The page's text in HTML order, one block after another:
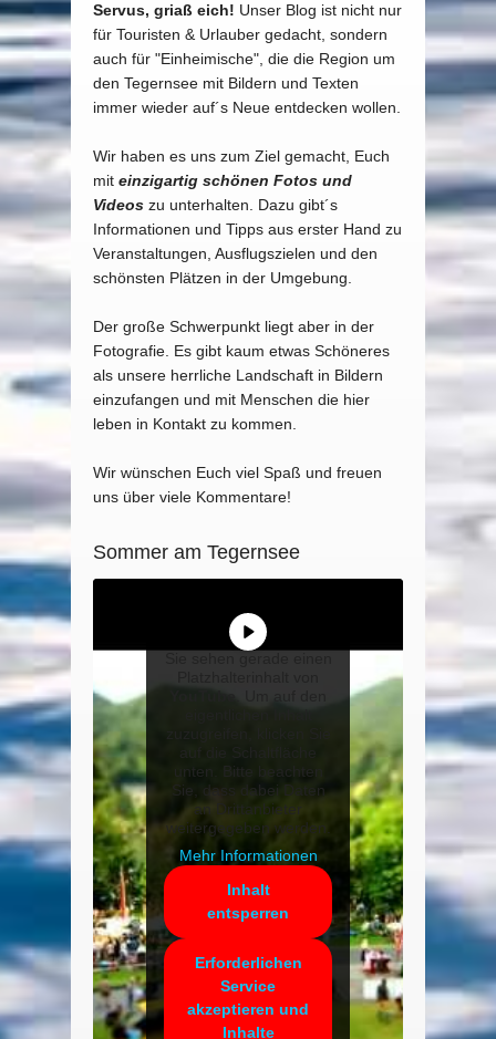
Servus, griaß eich! Unser Blog ist nicht nur
für Touristen & Urlauber gedacht, sondern
auch für "Einheimische", die die Region um
den Tegernsee mit Bildern und Texten
immer wieder auf´s Neue entdecken wollen.
Wir haben es uns zum Ziel gemacht, Euch
mit einzigartig schönen Fotos und
Videos zu unterhalten. Dazu gibt´s
Informationen und Tipps aus erster Hand zu
Veranstaltungen, Ausflugszielen und den
schönsten Plätzen in der Umgebung.
Der große Schwerpunkt liegt aber in der
Fotografie. Es gibt kaum etwas Schöneres
als unsere herrliche Landschaft in Bildern
einzufangen und mit Menschen die hier
leben in Kontakt zu kommen.
Wir wünschen Euch viel Spaß und freuen
uns über viele Kommentare!
Sommer am Tegernsee
YouTube
unten. Bitte beachten
Sie, dass dabei Daten
an Drittanbieter
weitergegeben werden.
Mehr Informationen
Inhalt
entsperren
Erforderlichen
Service
akzeptieren und
Inhalte